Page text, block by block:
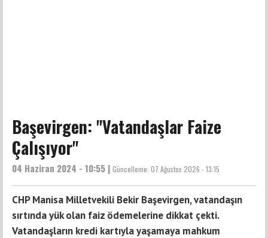
Başevirgen: "Vatandaşlar Faize
Çalışıyor"
04 Haziran 2024 - 10:55 | Güncelleme: 07 Ağustos 2026 - 13:15
CHP Manisa Milletvekili Bekir Başevirgen, vatandaşın
sırtında yük olan faiz ödemelerine dikkat çekti.
Vatandaşların kredi kartıyla yaşamaya mahkum